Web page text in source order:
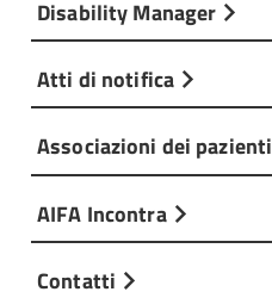
Disability Manager
Atti di notifica
Associazioni dei pazienti
AIFA Incontra
Contatti